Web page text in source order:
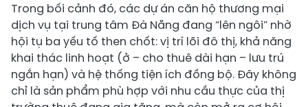
Trong bối cảnh đó, các dự án căn hộ thương mại
dịch vụ tại trung tâm Đà Nẵng đang “lên ngôi” nhờ
hội tụ ba yếu tố then chốt: vị trí lõi đô thị, khả năng
khai thác linh hoạt (ở – cho thuê dài hạn – lưu trú
ngắn hạn) và hệ thống tiện ích đồng bộ. Đây không
chỉ là sản phẩm phù hợp với nhu cầu thực của thị